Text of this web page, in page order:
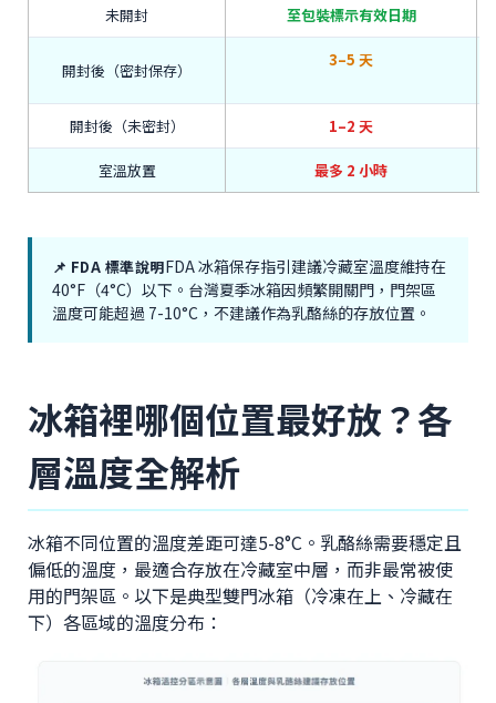
未開封 至包裝標示有效日期
開封後（密封保存）
3–5 天
開封後（未密封） 1–2 天
室溫放置 最多 2 小時
📌 FDA 標準說明FDA 冰箱保存指引建議冷藏室溫度維持在
40°F（4°C）以下。台灣夏季冰箱因頻繁開關門，門架區
溫度可能超過 7-10°C，不建議作為乳酪絲的存放位置。
冰箱裡哪個位置最好放？各
層溫度全解析
冰箱不同位置的溫度差距可達5-8°C。乳酪絲需要穩定且
偏低的溫度，最適合存放在冷藏室中層，而非最常被使
用的門架區。以下是典型雙門冰箱（冷凍在上、冷藏在
下）各區域的溫度分布：